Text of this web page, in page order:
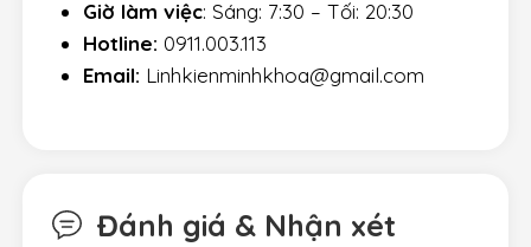
Giờ làm việc: Sáng: 7:30 – Tối: 20:30
Hotline: 0911.003.113
Email: Linhkienminhkhoa@gmail.com
Đánh giá & Nhận xét